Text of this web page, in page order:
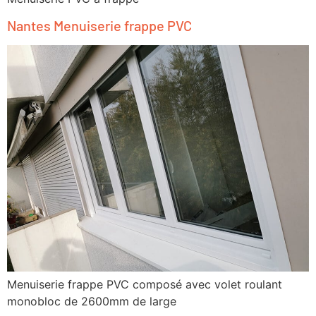
Nantes Menuiserie frappe PVC
Menuiserie frappe PVC composé avec volet roulant
monobloc de 2600mm de large